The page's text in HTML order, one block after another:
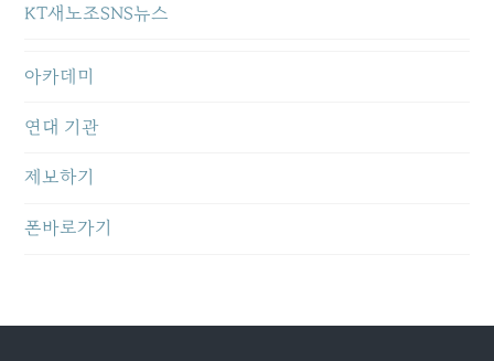
KT새노조SNS뉴스
아카데미
연대 기관
제보하기
폰바로가기